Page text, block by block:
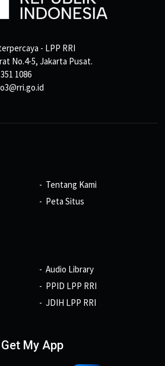
- LPP RRI
No.4-5, Jakarta Pusat.
1086
Tentang Kami
Peta Situs
Audio Library
PPID LPP RRI
JDIH LPP RRI
Get My App